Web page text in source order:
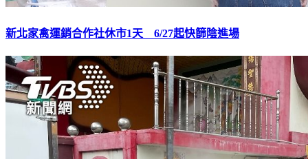
新北家禽運銷合作社休市1天 6/27起快篩陰進場